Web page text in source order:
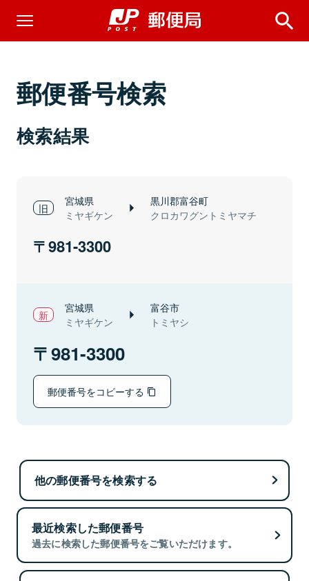
郵便番号検索
検索結果
宮城県
ミヤギケン
黒川郡富谷町
クロカワグントミヤマチ
981-3300
宮城県
ミヤギケン
富谷市
トミヤシ
981-3300
郵便番号をコピーする
他の郵便番号を検索する
最近検索した郵便番号
過去に検索した郵便番号をご覧いただけます。